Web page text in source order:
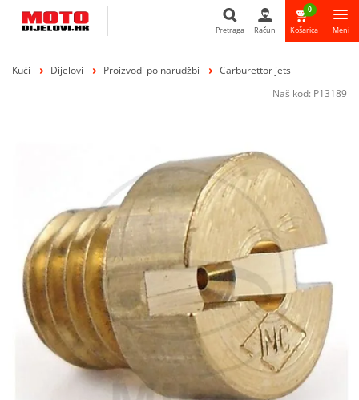
Pretraga
Pretraga Račun
0
Košarica Meni
Kući Dijelovi Proizvodi po narudžbi
Carburettor jets
Naš kod: P13189